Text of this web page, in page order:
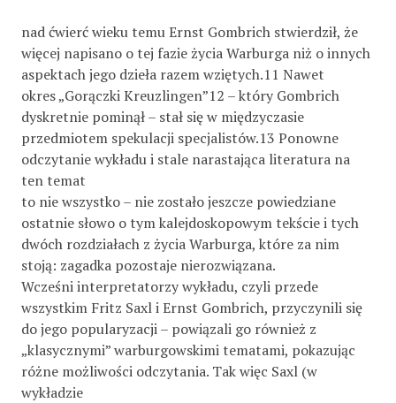
nad ćwierć wieku temu Ernst Gombrich stwierdził, że
więcej napisano o tej fazie życia Warburga niż o innych
aspektach jego dzieła razem wziętych.11 Nawet
okres „Gorączki Kreuzlingen”12 – który Gombrich
dyskretnie pominął – stał się w międzyczasie
przedmiotem spekulacji specjalistów.13 Ponowne
odczytanie wykładu i stale narastająca literatura na
ten temat
to nie wszystko – nie zostało jeszcze powiedziane
ostatnie słowo o tym kalejdoskopowym tekście i tych
dwóch rozdziałach z życia Warburga, które za nim
stoją: zagadka pozostaje nierozwiązana.
Wcześni interpretatorzy wykładu, czyli przede
wszystkim Fritz Saxl i Ernst Gombrich, przyczynili się
do jego popularyzacji – powiązali go również z
„klasycznymi” warburgowskimi tematami, pokazując
różne możliwości odczytania. Tak więc Saxl (w
wykładzie